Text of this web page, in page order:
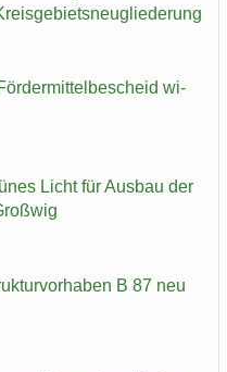
wi­
Licht für Aus­bau der
B 87 neu